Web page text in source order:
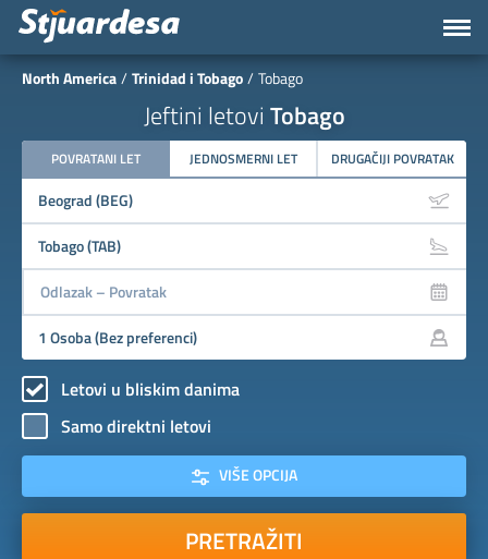
North America Trinidad i Tobago Tobago
Jeftini letovi Tobago
POVRATANI LET JEDNOSMERNI LET DRUGAČIJI POVRATAK
Letovi u bliskim danima
Samo direktni letovi
VIŠE OPCIJA
PRETRAŽITI